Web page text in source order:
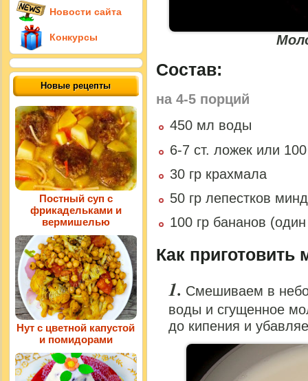
Состав:
на 4-5 порций
450 мл воды
6-7 ст. ложек или
30 гр крахмала
50 гр лепестков
100 гр бананов
Как
Смешиваем в
воды и сгущенное
до кипения и
Новости сайта
Конкурсы
Новые рецепты
Постный суп с
фрикадельками и
вермишелью
Нут с цветной капустой
и помидорами